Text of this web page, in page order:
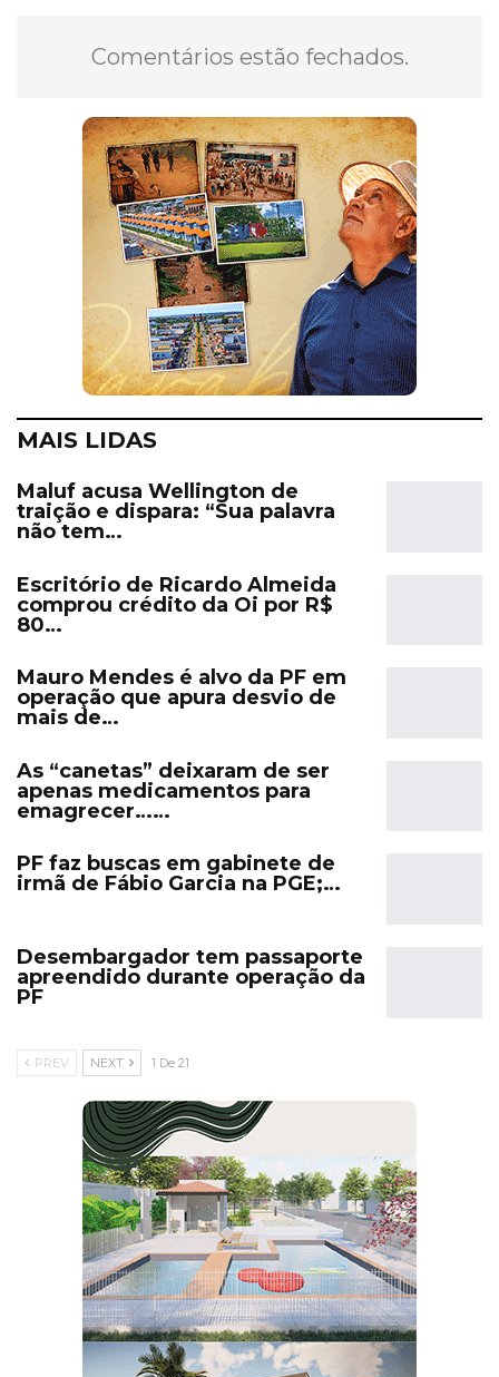
Comentários estão fechados.
MAIS LIDAS
Maluf acusa Wellington de
traição e dispara: “Sua palavra
não tem…
Escritório de Ricardo Almeida
comprou crédito da Oi por R$
80…
Mauro Mendes é alvo da PF em
operação que apura desvio de
mais de…
As “canetas” deixaram de ser
apenas medicamentos para
emagrecer……
PF faz buscas em gabinete de
irmã de Fábio Garcia na PGE;…
Desembargador tem passaporte
apreendido durante operação da
PF
PREV NEXT 1 De 21